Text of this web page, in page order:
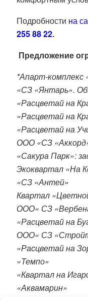
Подробности на
255 88 22.
Предложение
*Апарт-
«СЗ «Янтарь».
«Расцветай на
«Расцветай на
«Расцветай на
ООО «СЗ
«Сакура Парк»:
Экоквартал «На
«СЗ «Антей»
Квартал
ООО« СЗ
«Расцветай на
ООО« СЗ
«Расцветай на
«Темпо»
«Квартал на
«Аквамарин»